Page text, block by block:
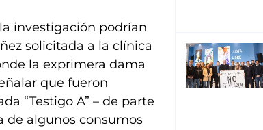
investigación podrían
solicitada a la clínica
la exprimera dama
que fueron
“Testigo A” – de parte
de algunos consumos